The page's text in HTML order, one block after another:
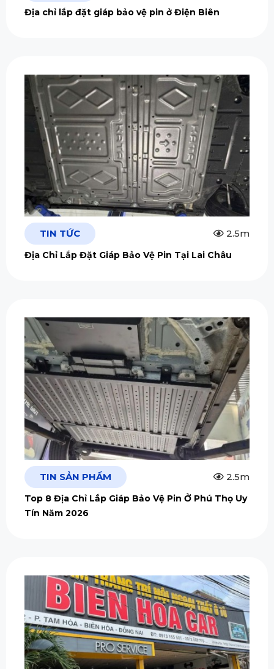
Địa chỉ lắp đặt giáp bảo vệ pin ở Điện Biên
TIN TỨC 2.5m
Địa Chỉ Lắp Đặt Giáp Bảo Vệ Pin Tại Lai Châu
TIN SẢN PHẨM 2.5m
Top 8 Địa Chỉ Lắp Giáp Bảo Vệ Pin Ở Phú Thọ Uy
Tín Năm 2026